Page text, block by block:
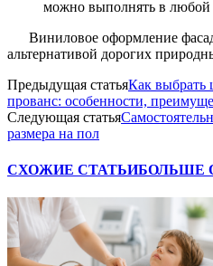
можно выполнять в любой
Виниловое оформление
альтернативой дорогих
Предыдущая статьяКак выбрать
прованс: особенности,
Следующая статья
размера на пол
СХОЖИЕ СТАТЬИБОЛЬШЕ